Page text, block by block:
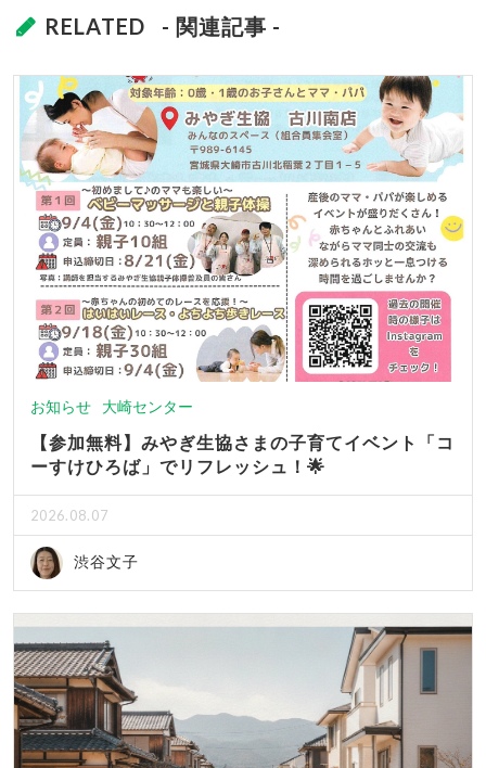
RELATED - 関連記事 -
お知らせ 大崎センター
【参加無料】みやぎ生協さまの子育てイベント「コ
ーすけひろば」でリフレッシュ！🌟
2026.08.07
渋谷文子